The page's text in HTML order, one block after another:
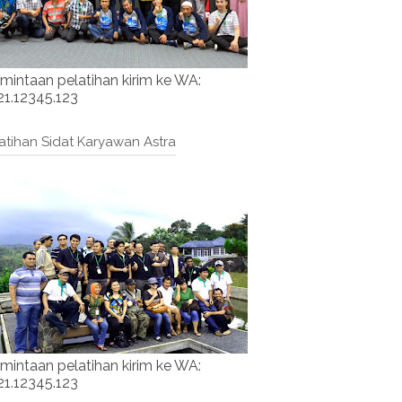
pelatihan kirim ke WA:
Sidat Karyawan Astra
pelatihan kirim ke WA: